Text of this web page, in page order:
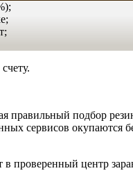
правильный подбор
сервисов окупаются
проверенный центр